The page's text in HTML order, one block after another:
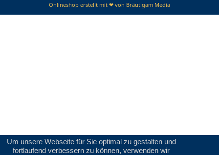
Um unsere Webseite für Sie optimal zu gestalten und
fortlaufend verbessern zu können, verwenden wir
Onlineshop erstellt mit ❤ von Bräutigam Media